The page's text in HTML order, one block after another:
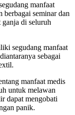
manfaat
berbagai seminar dan
di seluruh
segudang manfaat
sebagai
manfaat medis
untuk melawan
dapat mengobati
panik.